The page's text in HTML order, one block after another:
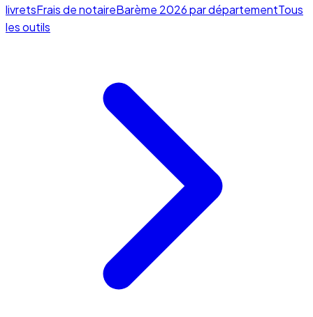
livretsFrais de notaireBarème 2026 par départementTous
les outils